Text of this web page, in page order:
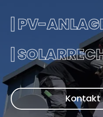
| PV-
|
Kontakt